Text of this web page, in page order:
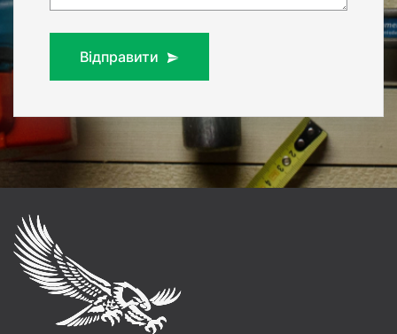
Відправити